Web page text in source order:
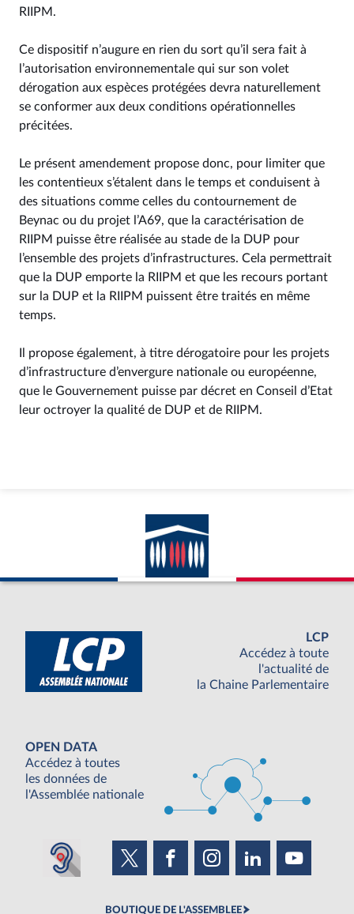
RIIPM.
Ce dispositif n’augure en rien du sort qu’il sera fait à
l’autorisation environnementale qui sur son volet
dérogation aux espèces protégées devra naturellement
se conformer aux deux conditions opérationnelles
précitées.
Le présent amendement propose donc, pour limiter que
les contentieux s’étalent dans le temps et conduisent à
des situations comme celles du contournement de
Beynac ou du projet l’A69, que la caractérisation de
RIIPM puisse être réalisée au stade de la DUP pour
l’ensemble des projets d’infrastructures. Cela permettrait
que la DUP emporte la RIIPM et que les recours portant
sur la DUP et la RIIPM puissent être traités en même
temps.
Il propose également, à titre dérogatoire pour les projets
d’infrastructure d’envergure nationale ou européenne,
que le Gouvernement puisse par décret en Conseil d’Etat
leur octroyer la qualité de DUP et de RIIPM.
LCP
Accédez à toute
l'actualité de
la Chaine Parlementaire
OPEN DATA
Accédez à toutes
les données de
l'Assemblée nationale
BOUTIQUE DE L'ASSEMBLEE